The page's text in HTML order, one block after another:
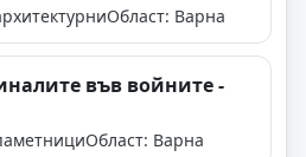
Област: Варна
във войните -
Област: Варна